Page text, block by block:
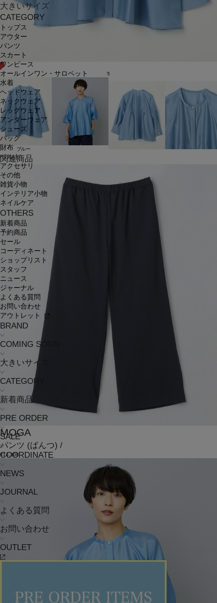
大きいサイズ
CATEGORY
トップス
アウター
パンツ
スカート
ワンピース
オールインワン・サロペット
水着
ヘッドウェア
ネックウェア
レッグウェア
アンダーウェア
シューズ
バッグ
財布
ベルト
アクセサリ
その他
雑貨小物
インテリア小物
ネイルケア
OTHERS
新着商品
予約商品
セール
コーディネート
ショップリスト
スタッフ
ニュース
ジャーナル
よくある質問
お問い合わせ
アウトレット
BRAND
COMING SOON
大きいサイズ
CATEGORY
新着商品
PRE ORDER
SALE
COORDINATE
NEWS
JOURNAL
よくある質問
お問い合わせ
OUTLET
5
ブルー
関連商品
MOGA
パンツ (ぱんつ) /
¥14,300